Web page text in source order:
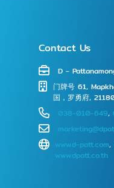
Contact Us
D -
⻔牌号 61,
国，罗勇府,
038-010-649,
www.d-patt.com,
www.dpatt.co.th